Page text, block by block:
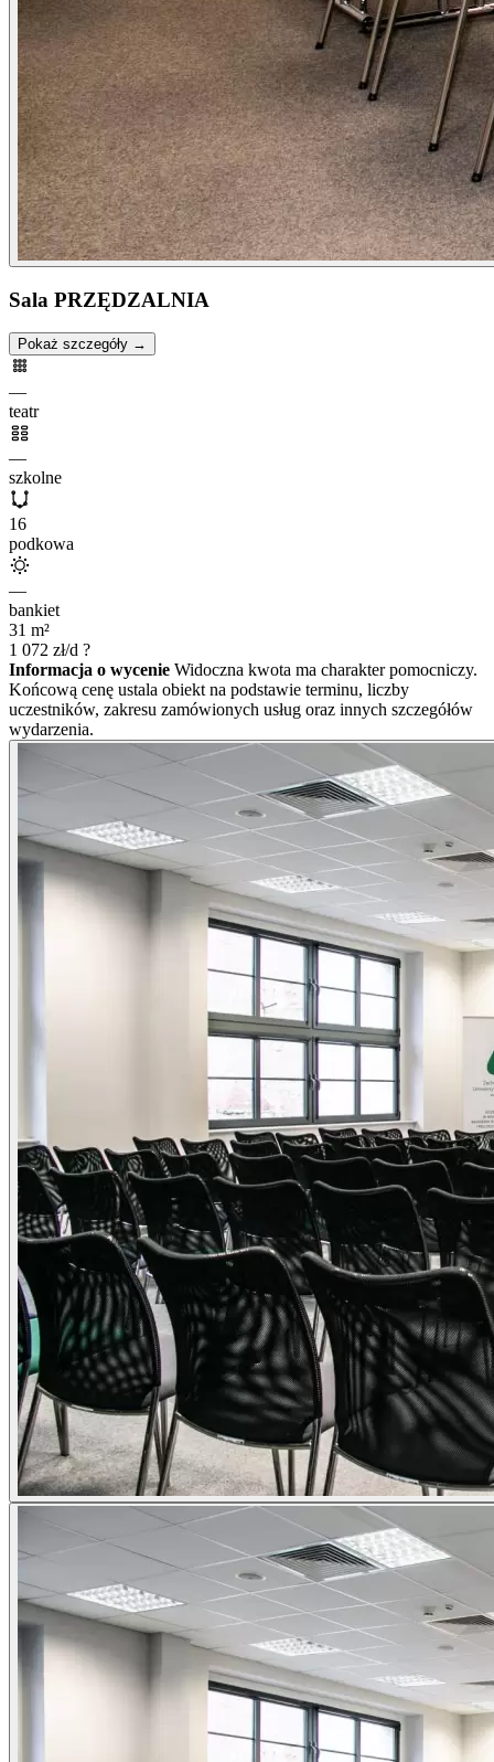
Sala PRZĘDZALNIA
Pokaż szczegóły →
—
teatr
—
szkolne
16
podkowa
—
bankiet
31 m²
1 072 zł/d ?
Informacja o wycenie Widoczna kwota ma charakter pomocniczy.
Końcową cenę ustala obiekt na podstawie terminu, liczby
uczestników, zakresu zamówionych usług oraz innych szczegółów
wydarzenia.